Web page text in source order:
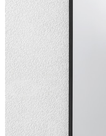
照明
内装用建材
ロートアイアン
メンテナンス・
横浜スマートショールー
ム
修理お問い合わせ
説明書・図面検索
お役立ち情報
ミラタップチャンネル
自分らしい家づくり
SUVACO
屋
外
床・
浴
室
床・
駐
車
場
非